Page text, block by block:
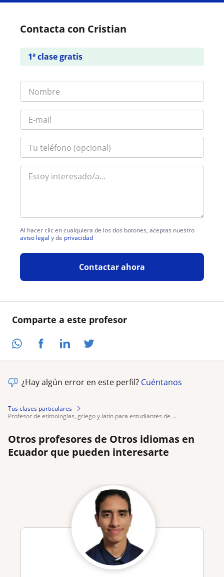
Comparte a este profesor
Contacta con Cristian
1ª clase gratis
Al hacer clic en cualquiera de los dos botones, aceptas nuestro
aviso legal y de privacidad
Contactar ahora
¿Hay algún error en este perfil? Cuéntanos
Tus clases particulares
profesor de etimologías, griego y latín para estudiantes de ...
Otros profesores de Otros idiomas en
Ecuador que pueden interesarte